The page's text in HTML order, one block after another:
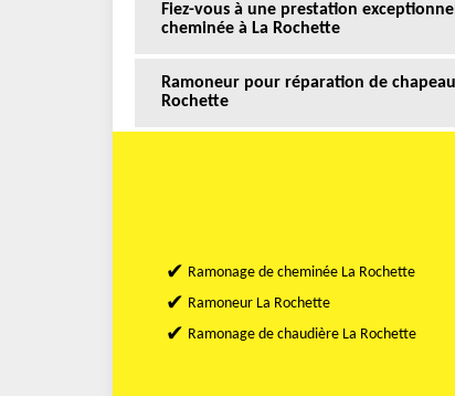
Fiez-vous à une prestation
cheminée à La Rochette
Ramoneur pour réparation de
Rochette
Ramonage de cheminée La Rochette
Ramoneur La Rochette
Ramonage de chaudière La Rochette